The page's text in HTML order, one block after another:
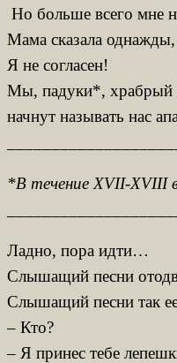
Но больше всего мне
Мама сказала однажды,
Я не согласен!
Мы, падуки*, храбрый
начнут называть нас
*В течение XVII-XVIII
Ладно, пора идти…
Слышащий песни
Слышащий песни так
– Кто?
– Я принес тебе